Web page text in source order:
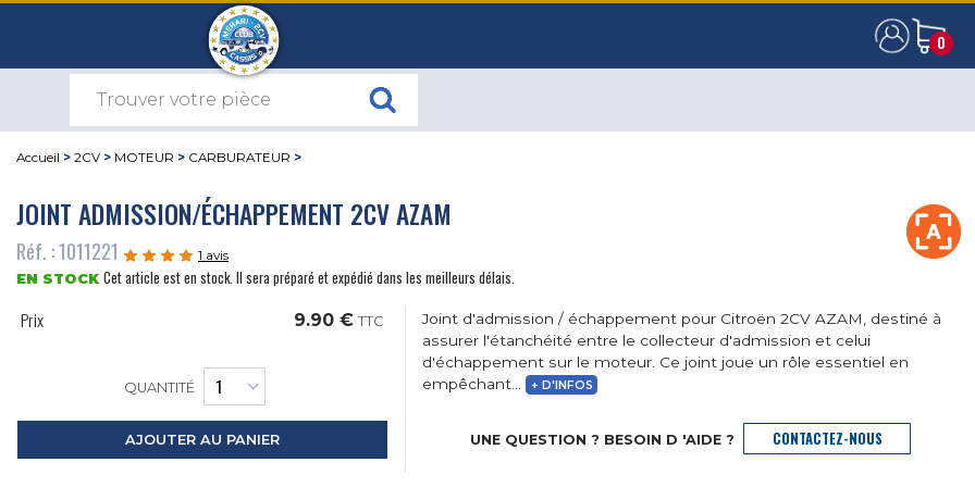
0
0
Accueil > 2CV > MOTEUR > CARBURATEUR >
JOINT ADMISSION/ÉCHAPPEMENT 2CV AZAM
Réf. : 1011221 1 avis
EN STOCK Cet article est en stock. Il sera préparé et expédié dans les meilleurs délais.
Prix 9.90 € TTC
QUANTITÉ
AJOUTER AU PANIER
Joint d'admission / échappement pour Citroën 2CV AZAM, destiné à
assurer l'étanchéité entre le collecteur d'admission et celui
d'échappement sur le moteur. Ce joint joue un rôle essentiel en
empêchant... + D'INFOS
UNE QUESTION ? BESOIN D 'AIDE ? CONTACTEZ-NOUS